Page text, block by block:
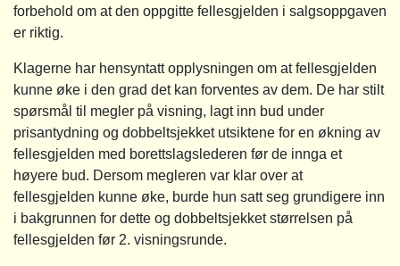
forbehold om at den oppgitte fellesgjelden i salgsoppgaven
er riktig.
Klagerne har hensyntatt opplysningen om at fellesgjelden
kunne øke i den grad det kan forventes av dem. De har stilt
spørsmål til megler på visning, lagt inn bud under
prisantydning og dobbeltsjekket utsiktene for en økning av
fellesgjelden med borettslagslederen før de innga et
høyere bud. Dersom megleren var klar over at
fellesgjelden kunne øke, burde hun satt seg grundigere inn
i bakgrunnen for dette og dobbeltsjekket størrelsen på
fellesgjelden før 2. visningsrunde.